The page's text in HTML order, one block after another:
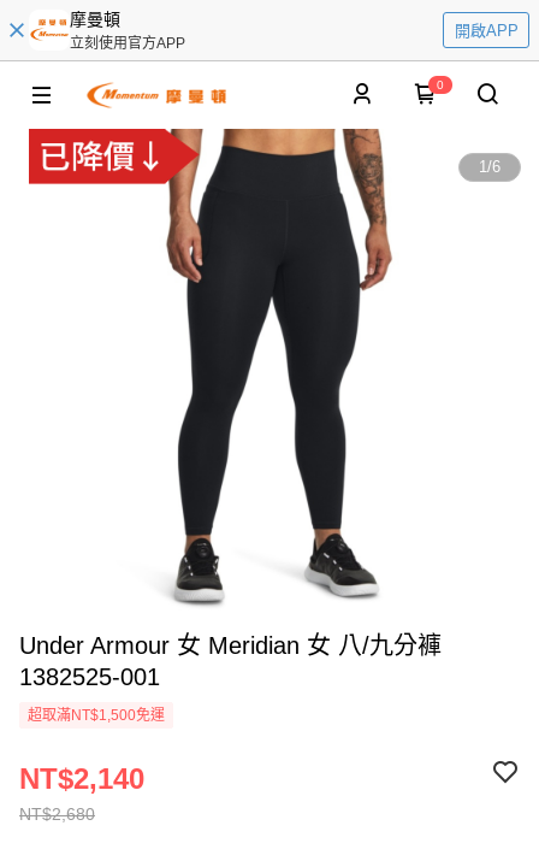
摩曼頓
立刻使用官方APP
開啟APP
0
1/6
Under Armour 女 Meridian 女 八/九分褲
1382525-001
超取滿NT$1,500免運
NT$2,680
NT$2,140